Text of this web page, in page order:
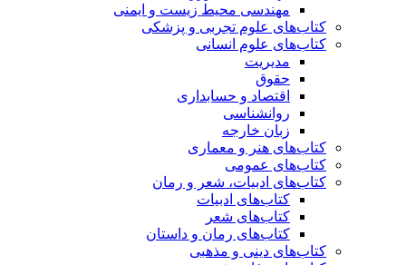
مهندسی محیط زیست و ایمنی
کتاب‌های علوم تجربی و پزشکی
کتاب‌های علوم انسانی
مدیریت
حقوق
اقتصاد و حسابداری
روانشناسی
زبان خارجه
کتاب‌های هنر و معماری
کتاب‌های عمومی
کتاب‌های ادبیات، شعر و رمان
کتاب‌های ادبیات
کتاب‌های شعر
کتاب‌های رمان و داستان
کتاب‌های دینی و مذهبی